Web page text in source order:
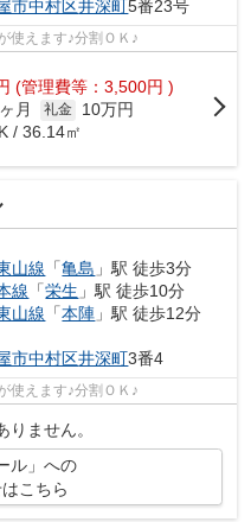
市中村区井深町5番23号
使えます♪分割ＯＫ♪
(管理費等：3,500円 )
月 礼金
10万円
/ 36.14㎡
山線 「亀島 」駅 徒歩3分
線 「栄生 」駅 徒歩10分
山線 「本陣 」駅 徒歩12分
市中村区井深町3番4
使えます♪分割ＯＫ♪
りません。
ル」への
こちら